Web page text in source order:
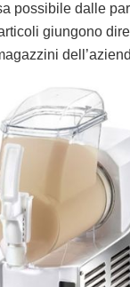
possibile dalle
giungono